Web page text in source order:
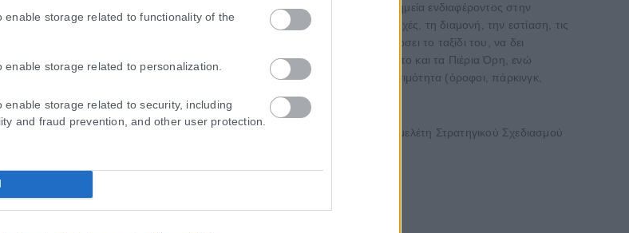
enable storage related to functionality of the
storage related to personalization.
enable storage related to security, including
and fraud prevention, and other user protection.
και στα αγγλικά, δημοφιλείς προορισμούς, πρόβλεψη καιρού, επιλεγμένα σημεία ενδιαφέροντος στην
οικισμών, παραλίες και φυσικά τοπία, πληροφορίες για τις παροχές, τη διαμονή, την εστίαση, τις
και spa καθώς και υπαίθριες δραστηριότητες. Ο χρήστης μπορεί να οργανώσει το ταξίδι του, να δει
πακέτα. Επιπλέον προτείνονται εμπειρίες όπως διαδρομές στον Όλυμπο και τα Πιέρια Όρη, ενώ
και χώροι προσβάσιμου τουρισμού με στοιχεία που αφορούν την προσβασιμότητα (όροφοι, πάρκινγκ,
μέλη του Τμήματος Εφαρμοσμένης Πληροφορικής και πλαισιώθηκε από μελέτη Στρατηγικού Σχεδιασμού
και Διοίκησης Επιχειρήσεων του Πανεπιστημίου Μακεδονίας.